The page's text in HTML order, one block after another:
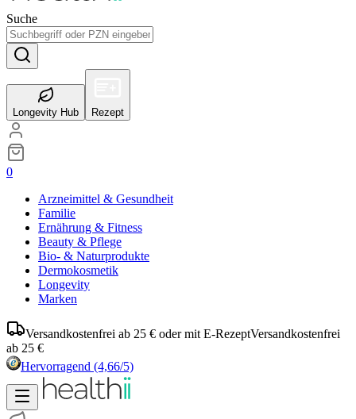
Suche
Longevity Hub Rezept
0
Arzneimittel & Gesundheit
Familie
Ernährung & Fitness
Beauty & Pflege
Bio- & Naturprodukte
Dermokosmetik
Longevity
Marken
Versandkostenfrei ab 25 € oder mit E-RezeptVersandkostenfrei
ab 25 €
Hervorragend (4,66/5)